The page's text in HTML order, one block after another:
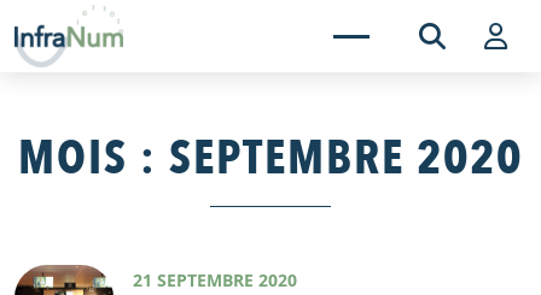
MOIS : SEPTEMBRE 2020
21 SEPTEMBRE 2020